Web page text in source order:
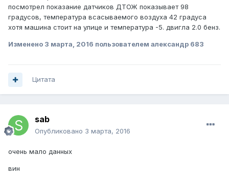
посмотрел показание датчиков ДТОЖ показывает 98
градусов, температура всасываемого воздуха 42 градуса
хотя машина стоит на улице и температура -5. двигла 2.0 бенз.
Изменено 3 марта, 2016 пользователем александр 683
Цитата
sab
Опубликовано 3 марта, 2016
очень мало данных
вин